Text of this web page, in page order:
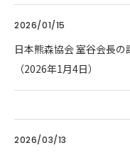
2026/01/15
日本熊森協会 室谷会長
（2026年1月4日）
2026/03/13